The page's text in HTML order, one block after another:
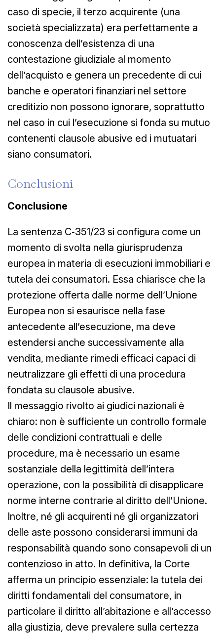
caso di specie, il terzo acquirente (una
società specializzata) era perfettamente a
conoscenza dell’esistenza di una
contestazione giudiziale al momento
dell’acquisto e genera un precedente di cui
banche e operatori finanziari nel settore
creditizio non possono ignorare, soprattutto
nel caso in cui l’esecuzione si fonda su mutuo
contenenti clausole abusive ed i mutuatari
siano consumatori.
Conclusioni
Conclusione
La sentenza C‑351/23 si configura come un
momento di svolta nella giurisprudenza
europea in materia di esecuzioni immobiliari e
tutela dei consumatori. Essa chiarisce che la
protezione offerta dalle norme dell’Unione
Europea non si esaurisce nella fase
antecedente all’esecuzione, ma deve
estendersi anche successivamente alla
vendita, mediante rimedi efficaci capaci di
neutralizzare gli effetti di una procedura
fondata su clausole abusive.
Il messaggio rivolto ai giudici nazionali è
chiaro: non è sufficiente un controllo formale
delle condizioni contrattuali e delle
procedure, ma è necessario un esame
sostanziale della legittimità dell’intera
operazione, con la possibilità di disapplicare
norme interne contrarie al diritto dell’Unione.
Inoltre, né gli acquirenti né gli organizzatori
delle aste possono considerarsi immuni da
responsabilità quando sono consapevoli di un
contenzioso in atto. In definitiva, la Corte
afferma un principio essenziale: la tutela dei
diritti fondamentali del consumatore, in
particolare il diritto all’abitazione e all’accesso
alla giustizia, deve prevalere sulla certezza